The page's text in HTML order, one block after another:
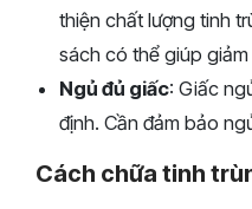
thiện chất lượng tinh
sách có thể giúp
Ngủ đủ giấc: Giấc
định. Cần đảm bảo
Cách chữa tinh